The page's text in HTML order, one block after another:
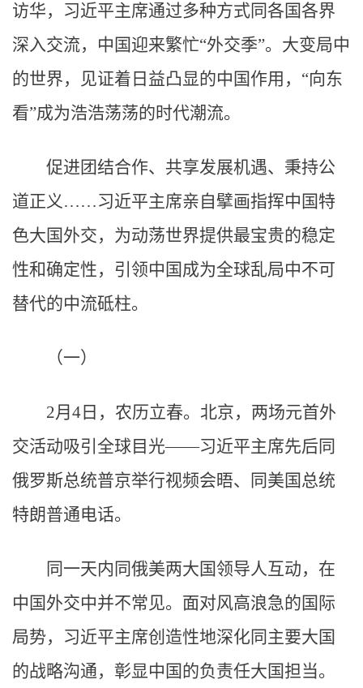
访华，习近平主席通过多种方式同各国各界
深入交流，中国迎来繁忙“外交季”。大变局中
的世界，见证着日益凸显的中国作用，“向东
看”成为浩浩荡荡的时代潮流。
促进团结合作、共享发展机遇、秉持公
道正义……习近平主席亲自擘画指挥中国特
色大国外交，为动荡世界提供最宝贵的稳定
性和确定性，引领中国成为全球乱局中不可
替代的中流砥柱。
（一）
2月4日，农历立春。北京，两场元首外
交活动吸引全球目光——习近平主席先后同
俄罗斯总统普京举行视频会晤、同美国总统
特朗普通电话。
同一天内同俄美两大国领导人互动，在
中国外交中并不常见。面对风高浪急的国际
局势，习近平主席创造性地深化同主要大国
的战略沟通，彰显中国的负责任大国担当。